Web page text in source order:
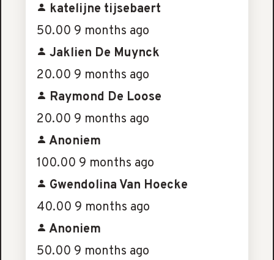
katelijne tijsebaert
50.00 9 months ago
Jaklien De Muynck
20.00 9 months ago
Raymond De Loose
20.00 9 months ago
Anoniem
100.00 9 months ago
Gwendolina Van Hoecke
40.00 9 months ago
Anoniem
50.00 9 months ago